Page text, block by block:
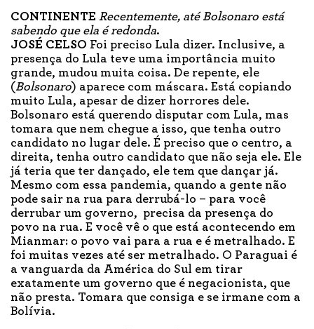
CONTINENTE Recentemente, até Bolsonaro está
sabendo que ela é redonda.
JOSÉ CELSO Foi preciso Lula dizer. Inclusive, a
presença do Lula teve uma importância muito
grande, mudou muita coisa. De repente, ele
(Bolsonaro) aparece com máscara. Está copiando
muito Lula, apesar de dizer horrores dele.
Bolsonaro está querendo disputar com Lula, mas
tomara que nem chegue a isso, que tenha outro
candidato no lugar dele. É preciso que o centro, a
direita, tenha outro candidato que não seja ele. Ele
já teria que ter dançado, ele tem que dançar já.
Mesmo com essa pandemia, quando a gente não
pode sair na rua para derrubá-lo – para você
derrubar um governo, precisa da presença do
povo na rua. E você vê o que está acontecendo em
Mianmar: o povo vai para a rua e é metralhado. E
foi muitas vezes até ser metralhado. O Paraguai é
a vanguarda da América do Sul em tirar
exatamente um governo que é negacionista, que
não presta. Tomara que consiga e se irmane com a
Bolívia.